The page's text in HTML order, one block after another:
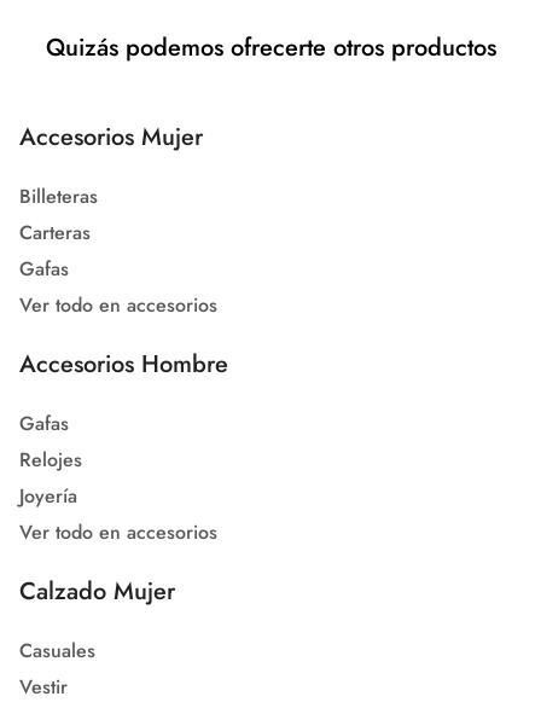
Quizás podemos ofrecerte otros productos
Accesorios Mujer
Billeteras
Carteras
Gafas
Ver todo en accesorios
Accesorios Hombre
Gafas
Relojes
Joyería
Ver todo en accesorios
Calzado Mujer
Casuales
Vestir